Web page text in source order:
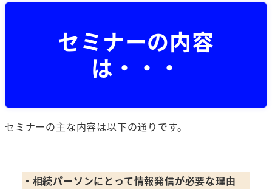
セミナーの内容
は・・・
セミナーの主な内容は以下の通りです。
・相続パーソンにとって情報発信が必要な理由